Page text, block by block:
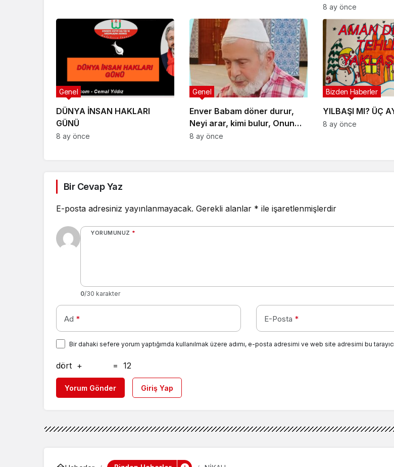
giderken gelirken
dışında bir de bu
garantisi var.
8 ay önce
DÜNYA İNSAN HAKLARI
GÜNÜ
Genel
8 ay önce
Enver Babam döner durur,
Neyi arar, kimi bulur, Onun
yolu Hak Yoludur, İnan ki o
Genel
8 ay önce
YILBAŞI MI? ÜÇ
Bizden Haberler
8 ay önce
Bir Cevap Yaz
E-posta adresiniz yayınlanmayacak. Gerekli alanlar * ile işaretlenmişlerdir
YORUMUNUZ *
0/30 karakter
Ad * E-Posta *
Bir dahaki sefere yorum yaptığımda kullanılmak üzere adımı, e-posta adresimi ve web site adresimi bu
dört + = 12
Yorum Gönder Giriş Yap